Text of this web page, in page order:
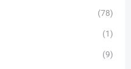
(78)
(1)
(9)